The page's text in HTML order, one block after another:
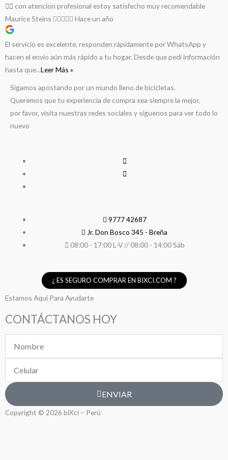
🚵‍♀️ con atencion profesional estoy satisfecho muy recomendable
Maurice Steins
Hace un año
El servicio es excelente, responden rápidamente por WhatsApp y
hacen el envío aún más rápido a tu hogar. Desde que pedí información
hasta que...Leer Más »
Sigamos apostando por un mundo lleno de bicicletas.
Queremos que tu experiencia de compra sea siempre la mejor,
por favor, visita nuestras redes sociales y síguenos para ver todo lo
nuevo
9777 42687
Jr. Don Bosco 345 - Breña
08:00 - 17:00 L-V // 08:00 - 14:00 Sáb
¿ ES SEGURO COMPRAR EN BIXCI.COM ?
Estamos Aquí Para Ayudarte
CONTÁCTANOS HOY
ENVIAR
Copyright © 2026 biXci – Perú